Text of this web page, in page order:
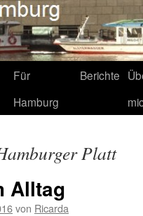
Für
Hamburg
Berichte
Platt
Alltag
von Ricarda